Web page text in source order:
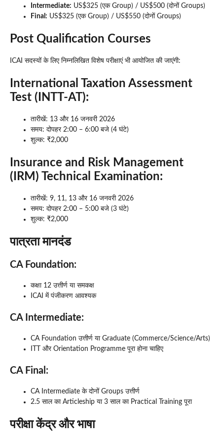
Intermediate: US$325 (एक Group) / US$500 (दोनों Groups)
Final: US$325 (एक Group) / US$550 (दोनों Groups)
Post Qualification Courses
ICAI सदस्यों के लिए निम्नलिखित विशेष परीक्षाएं भी आयोजित की जाएंगी:
International Taxation Assessment
Test (INTT-AT):
तारीखें: 13 और 16 जनवरी 2026
समय: दोपहर 2:00 – 6:00 बजे (4 घंटे)
शुल्क: ₹2,000
Insurance and Risk Management
(IRM) Technical Examination:
तारीखें: 9, 11, 13 और 16 जनवरी 2026
समय: दोपहर 2:00 – 5:00 बजे (3 घंटे)
शुल्क: ₹2,000
पात्रता मानदंड
CA Foundation:
कक्षा 12 उत्तीर्ण या समकक्ष
ICAI में पंजीकरण आवश्यक
CA Intermediate:
CA Foundation उत्तीर्ण या Graduate (Commerce/Science/Arts)
ITT और Orientation Programme पूरा होना चाहिए
CA Final:
CA Intermediate के दोनों Groups उत्तीर्ण
2.5 साल का Articleship या 3 साल का Practical Training पूरा
परीक्षा केंद्र और भाषा